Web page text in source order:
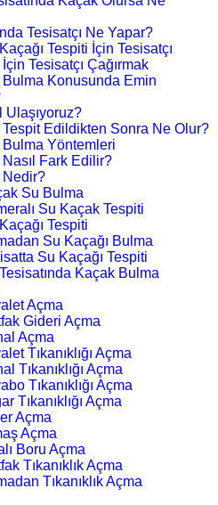
Tesisatçı Ne Yapar?
Tespiti İçin Tesisatçı
Tesisatçı Çağırmak
Bulma Konusunda Emin
Ulaşıyoruz?
Tespit Edildikten Sonra Ne Olur?
Bulma Yöntemleri
Nasıl Fark Edilir?
Nedir?
Su Bulma
Su Kaçak Tespiti
Tespiti
Su Kaçağı Bulma
Su Kaçağı Tespiti
Kaçak Bulma
Açma
Gideri Açma
Açma
Tıkanıklığı Açma
Tıkanıklığı Açma
Tıkanıklığı Açma
Tıkanıklığı Açma
Açma
Açma
Boru Açma
Tıkanıklık Açma
Tıkanıklık Açma